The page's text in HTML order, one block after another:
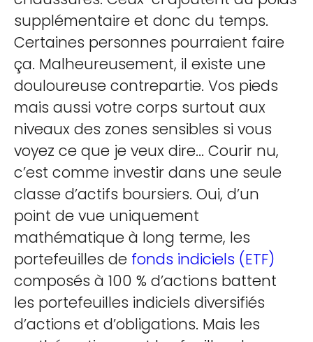
supplémentaire et donc du temps.
Certaines personnes pourraient faire
ça. Malheureusement, il existe une
douloureuse contrepartie. Vos pieds
mais aussi votre corps surtout aux
niveaux des zones sensibles si vous
voyez ce que je veux dire... Courir nu,
c’est comme investir dans une seule
classe d’actifs boursiers. Oui, d’un
point de vue uniquement
mathématique à long terme, les
portefeuilles de fonds indiciels (ETF)
composés à 100 % d’actions battent
les portefeuilles indiciels diversifiés
d’actions et d’obligations. Mais les